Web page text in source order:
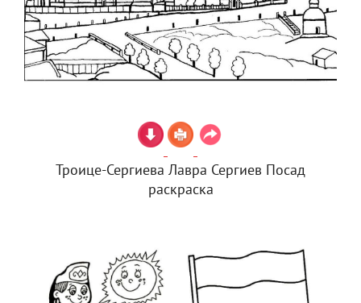
Троице-Сергиева Лавра Сергиев Посад
раскраска